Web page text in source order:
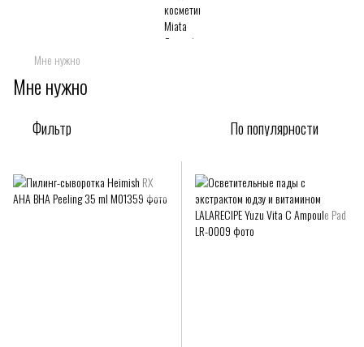
Мне нужно
Мне нужно
Фильтр По популярности